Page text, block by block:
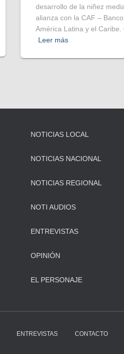
desarrollo de la niñez
alianza con la CAF –
América Latina y el Caribe.
Leer más
NOTICIAS LOCAL
NOTICIAS NACIONAL
NOTICIAS REGIONAL
NOTI AUDIOS
ENTREVISTAS
OPINIÓN
EL PERSONAJE
ENTREVISTAS CONTACTO